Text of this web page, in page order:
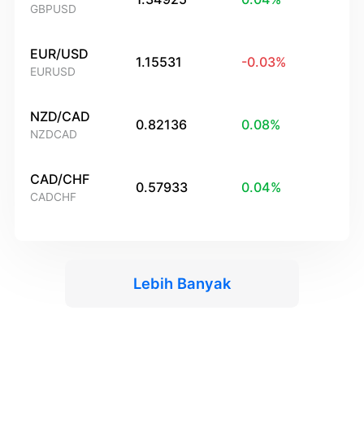
GBPUSD
EUR/USD
EURUSD
1.15531 -0.03%
NZD/CAD
NZDCAD
0.82136 0.08%
CAD/CHF
CADCHF
0.57933 0.04%
Lebih Banyak